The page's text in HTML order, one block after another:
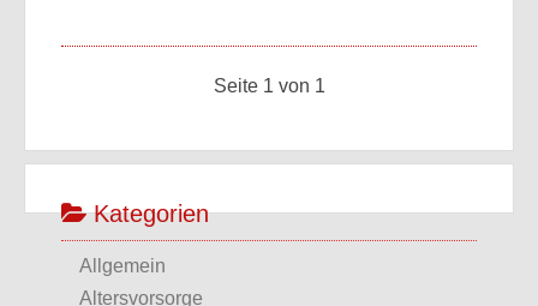
Seite 1 von 1
Kategorien
Allgemein
Altersvorsorge